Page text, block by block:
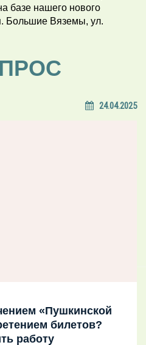
базе нашего нового
Большие Вяземы, ул.
24.04.2025
«Пушкинской
билетов?
работу